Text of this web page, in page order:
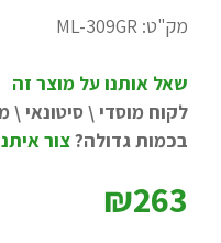
מק"ט: ML-309GR
שאל אותנו על מוצר זה
לקוח מוסדי \ סיטונאי \
בכמות גדולה?צור
₪263